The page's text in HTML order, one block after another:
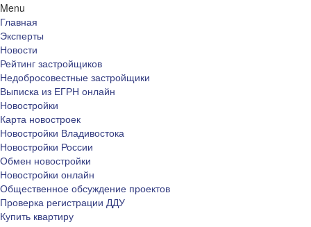
Menu
Главная
Эксперты
Новости
Рейтинг застройщиков
Недобросовестные застройщики
Выписка из ЕГРН онлайн
Новостройки
Карта новостроек
Новостройки Владивостока
Новостройки России
Обмен новостройки
Новостройки онлайн
Общественное обсуждение проектов
Проверка регистрации ДДУ
Купить квартиру